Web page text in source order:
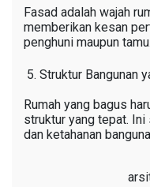
Fasad adalah wajah
memberikan kesan
penghuni maupun tamu.
Struktur Bangunan
Rumah yang bagus
struktur yang tepat. Ini
dan ketahanan